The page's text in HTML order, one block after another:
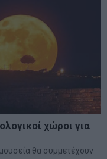
χώροι για
θα συμμετέχουν